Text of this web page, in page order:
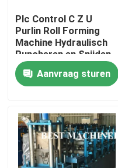
Huis
Ongeveer ons
Plc Control C Z U
Purlin Roll Forming
Machine Hydraulisch
Puncheren en Snijden
Aanvraag sturen